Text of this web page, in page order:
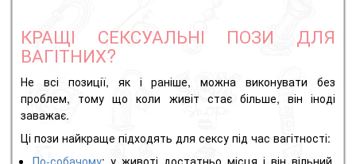
КРАЩІ СЕКСУАЛЬНІ ПОЗИ ДЛЯ
ВАГІТНИХ?
Не всі позиції, як і раніше, можна виконувати без
проблем, тому що коли живіт стає більше, він іноді
заважає.
Ці пози найкраще підходять для сексу під час вагітності: